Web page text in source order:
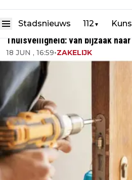
Stadsnieuws 112 ▼
Thuisveiligheid: van bijzaak
18 JUN , 16:59•ZAKELIJK